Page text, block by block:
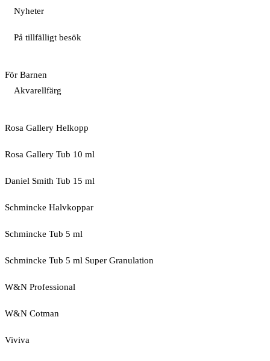
Nyheter
På tillfälligt besök
För Barnen
Akvarellfärg
Rosa Gallery Helkopp
Rosa Gallery Tub 10 ml
Daniel Smith Tub 15 ml
Schmincke Halvkoppar
Schmincke Tub 5 ml
Schmincke Tub 5 ml Super Granulation
W&N Professional
W&N Cotman
Viviva